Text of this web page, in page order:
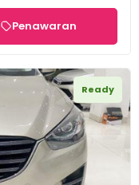
Penawaran
Ready